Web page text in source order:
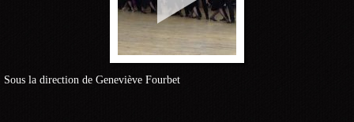
Sous la direction de Geneviève Fourbet